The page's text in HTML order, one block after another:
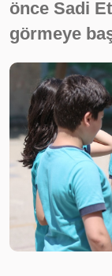
önce Sadi
görmeye